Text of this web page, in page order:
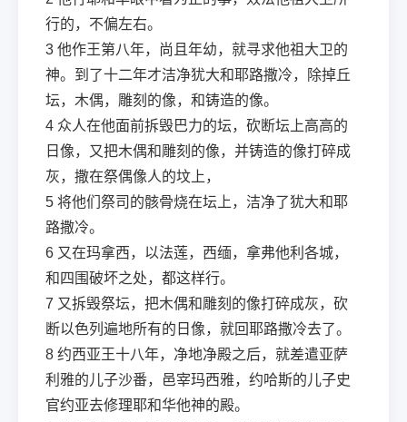
行的，不偏左右。
3 他作王第八年，尚且年幼，就寻求他祖大卫的
神。到了十二年才洁净犹大和耶路撒冷，除掉丘
坛，木偶，雕刻的像，和铸造的像。
4 众人在他面前拆毁巴力的坛，砍断坛上高高的
日像，又把木偶和雕刻的像，并铸造的像打碎成
灰，撒在祭偶像人的坟上，
5 将他们祭司的骸骨烧在坛上，洁净了犹大和耶
路撒冷。
6 又在玛拿西，以法莲，西缅，拿弗他利各城，
和四围破坏之处，都这样行。
7 又拆毁祭坛，把木偶和雕刻的像打碎成灰，砍
断以色列遍地所有的日像，就回耶路撒冷去了。
8 约西亚王十八年，净地净殿之后，就差遣亚萨
利雅的儿子沙番，邑宰玛西雅，约哈斯的儿子史
官约亚去修理耶和华他神的殿。